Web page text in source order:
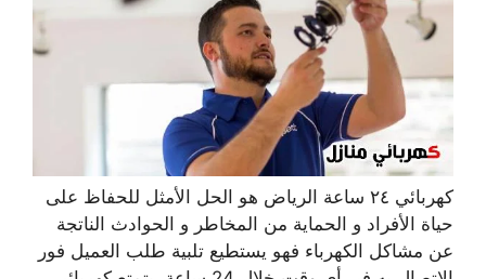
كهربائي ٢٤ ساعة الرياض هو الحل الأمثل للحفاظ على
حياة الأفراد و الحماية من المخاطر و الحوادث الناتجة
عن مشاكل الكهرباء فهو يستطيع تلبية طلب العميل فور